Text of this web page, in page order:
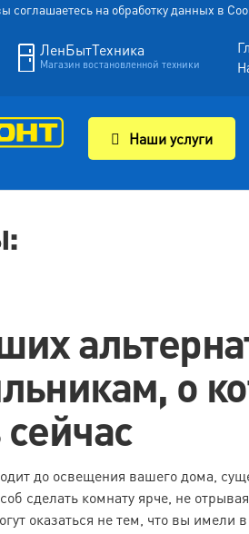
соглашаетесь на обработку данных в
ЛенБытТехника
Магазин востановленной техники
Наши услуги
о
до освещения вашего дома,
сделать комнату ярче, не
оказаться не тем, что вы имели